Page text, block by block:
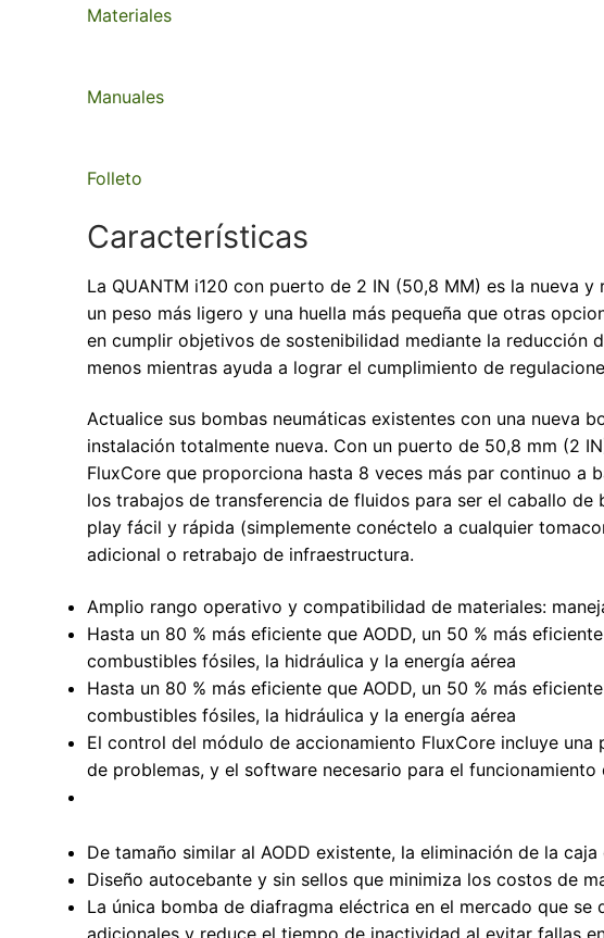
Materiales
Manuales
Folleto
Características
La QUANTM i120 con puerto de 2 IN (50,8 MM) es la nueva
un peso más ligero y una huella más pequeña que otras
en cumplir objetivos de sostenibilidad mediante la reducción
menos mientras ayuda a lograr el cumplimiento de
Actualice sus bombas neumáticas existentes con una nueva
instalación totalmente nueva. Con un puerto de 50,8 mm (2
FluxCore que proporciona hasta 8 veces más par continuo a
los trabajos de transferencia de fluidos para ser el caballo
play fácil y rápida (simplemente conéctelo a cualquier
adicional o retrabajo de infraestructura.
Amplio rango operativo y compatibilidad de materiales:
Hasta un 80 % más eficiente que AODD, un 50 % más
combustibles fósiles, la hidráulica y la energía aérea
Hasta un 80 % más eficiente que AODD, un 50 % más
combustibles fósiles, la hidráulica y la energía aérea
El control del módulo de accionamiento FluxCore incluye
de problemas, y el software necesario para el funcionamiento
De tamaño similar al AODD existente, la eliminación de la
Diseño autocebante y sin sellos que minimiza los costos de
La única bomba de diafragma eléctrica en el mercado que
adicionales y reduce el tiempo de inactividad al evitar fallas